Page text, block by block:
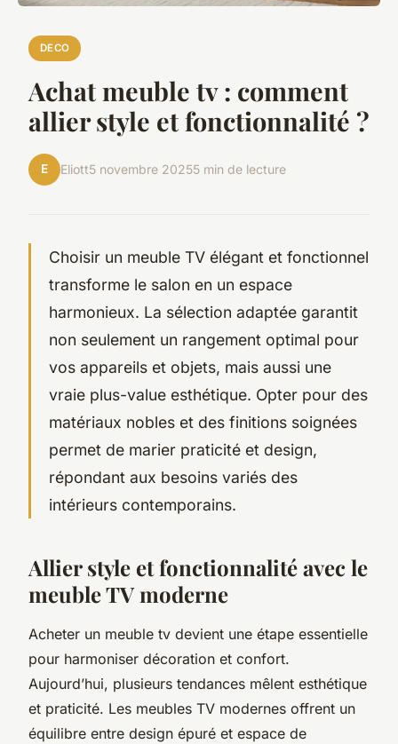
DECO
Achat meuble tv : comment
allier style et fonctionnalité ?
E Eliott5 novembre 20255 min de lecture
Choisir un meuble TV élégant et fonctionnel
transforme le salon en un espace
harmonieux. La sélection adaptée garantit
non seulement un rangement optimal pour
vos appareils et objets, mais aussi une
vraie plus-value esthétique. Opter pour des
matériaux nobles et des finitions soignées
permet de marier praticité et design,
répondant aux besoins variés des
intérieurs contemporains.
Allier style et fonctionnalité avec le
meuble TV moderne
Acheter un meuble tv devient une étape essentielle
pour harmoniser décoration et confort.
Aujourd’hui, plusieurs tendances mêlent esthétique
et praticité. Les meubles TV modernes offrent un
équilibre entre design épuré et espace de